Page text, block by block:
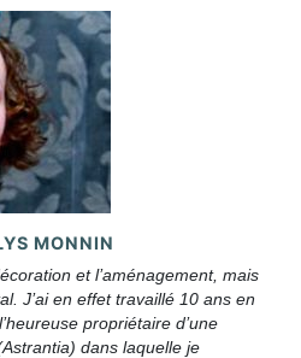
MONNIN
et l’aménagement, mais
J’ai en effet travaillé 10 ans en
propriétaire d’une
dans laquelle je